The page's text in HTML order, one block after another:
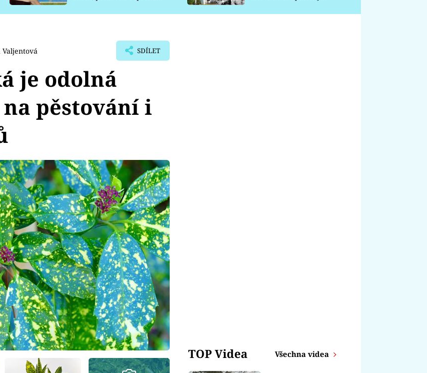
Valjentová SDÍLET
je odolná
pěstování i
TOP Videa Všechna videa